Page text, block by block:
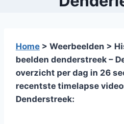
Home > Weerbeelden >
beelden denderstreek –
overzicht per dag in 26
recentste timelapse
Denderstreek: